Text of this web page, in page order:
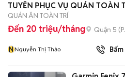
TUYỂN PHỤC VỤ QUÁN TOÀN
QUÁN ĂN TOÀN TRÍ
Đến 20 triệu/tháng Quận 5 (
NNguyễn Thị Thảo